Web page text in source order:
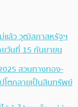
ม่แล้ว วุฒิสภาสหรัฐฯ
วันที่ 15 กันยายน
สวนทางทอง-
โตกลายเป็นสินทรัพย์